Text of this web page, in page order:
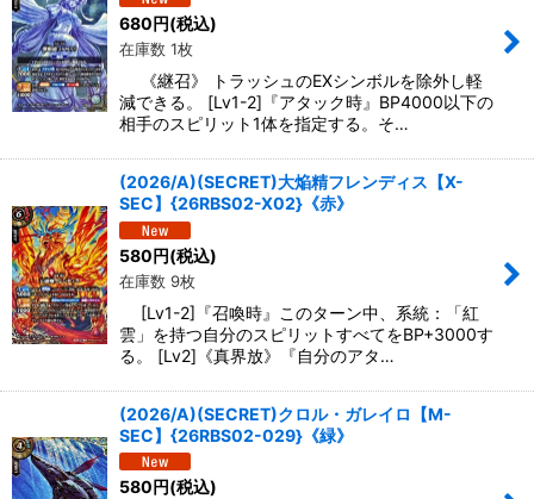
680円(税込)
在庫数 1枚
《継召》 トラッシュのEXシンボルを除外し軽
減できる。 [Lv1-2]『アタック時』BP4000以下の
相手のスピリット1体を指定する。そ…
(2026/A)(SECRET)大焔精フレンディス【X-
SEC】{26RBS02-X02}《赤》
580円(税込)
在庫数 9枚
[Lv1-2]『召喚時』このターン中、系統：「紅
雲」を持つ自分のスピリットすべてをBP+3000す
る。 [Lv2]《真界放》『自分のアタ…
(2026/A)(SECRET)クロル・ガレイロ【M-
SEC】{26RBS02-029}《緑》
580円(税込)